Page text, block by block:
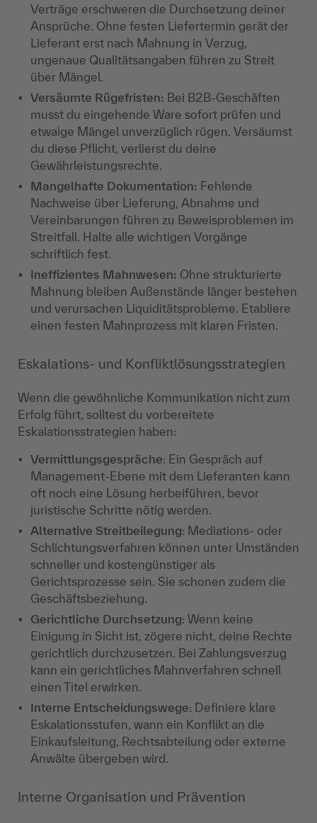
Verträge erschweren die Durchsetzung deiner
Ansprüche. Ohne festen Liefertermin gerät der
Lieferant erst nach Mahnung in Verzug,
ungenaue Qualitätsangaben führen zu Streit
über Mängel.
Versäumte Rügefristen: Bei B2B-Geschäften
musst du eingehende Ware sofort prüfen und
etwaige Mängel unverzüglich rügen. Versäumst
du diese Pflicht, verlierst du deine
Gewährleistungsrechte.
Mangelhafte Dokumentation: Fehlende
Nachweise über Lieferung, Abnahme und
Vereinbarungen führen zu Beweisproblemen im
Streitfall. Halte alle wichtigen Vorgänge
schriftlich fest.
Ineffizientes Mahnwesen: Ohne strukturierte
Mahnung bleiben Außenstände länger bestehen
und verursachen Liquiditätsprobleme. Etabliere
einen festen Mahnprozess mit klaren Fristen.
Eskalations- und Konfliktlösungsstrategien
Wenn die gewöhnliche Kommunikation nicht zum
Erfolg führt, solltest du vorbereitete
Eskalationsstrategien haben:
Vermittlungsgespräche: Ein Gespräch auf
Management-Ebene mit dem Lieferanten kann
oft noch eine Lösung herbeiführen, bevor
juristische Schritte nötig werden.
Alternative Streitbeilegung: Mediations- oder
Schlichtungsverfahren können unter Umständen
schneller und kostengünstiger als
Gerichtsprozesse sein. Sie schonen zudem die
Geschäftsbeziehung.
Gerichtliche Durchsetzung: Wenn keine
Einigung in Sicht ist, zögere nicht, deine Rechte
gerichtlich durchzusetzen. Bei Zahlungsverzug
kann ein gerichtliches Mahnverfahren schnell
einen Titel erwirken.
Interne Entscheidungswege: Definiere klare
Eskalationsstufen, wann ein Konflikt an die
Einkaufsleitung, Rechtsabteilung oder externe
Anwälte übergeben wird.
Interne Organisation und Prävention